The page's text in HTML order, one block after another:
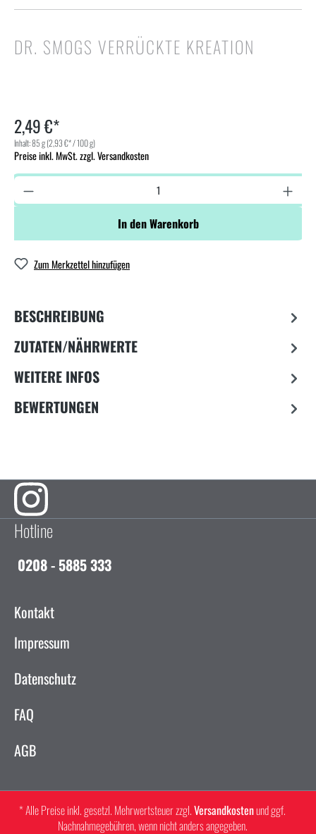
DR. SMOGS VERRÜCKTE KREATION
2,49 €*
Inhalt:85 g(2,93 €* / 100 g)
Preise inkl. MwSt. zzgl. Versandkosten
In den Warenkorb
Zum Merkzettel hinzufügen
BESCHREIBUNG
ZUTATEN/NÄHRWERTE
WEITERE INFOS
BEWERTUNGEN
Hotline
0208 - 5885 333
Kontakt
Impressum
Datenschutz
FAQ
AGB
* Alle Preise inkl. gesetzl. Mehrwertsteuer zzgl.Versandkostenund ggf.
Nachnahmegebühren, wenn nicht anders angegeben.